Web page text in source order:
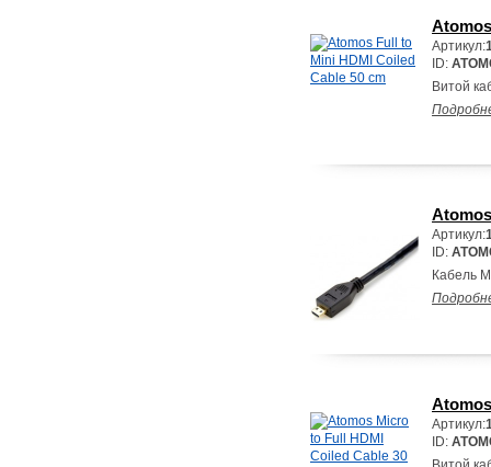
Артикул:
ID:
Витой
Артикул:
ID:
Кабель
Артикул:
ID: